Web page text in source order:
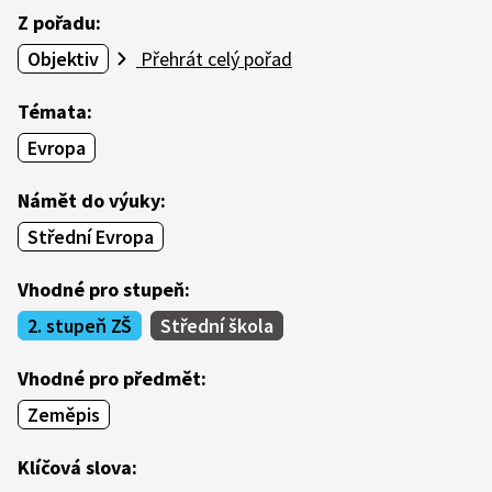
Z pořadu:
Objektiv
Přehrát celý pořad
Témata:
Evropa
Námět do výuky:
Střední Evropa
Vhodné pro stupeň:
2. stupeň ZŠ
Střední škola
Vhodné pro předmět:
Zeměpis
Klíčová slova: